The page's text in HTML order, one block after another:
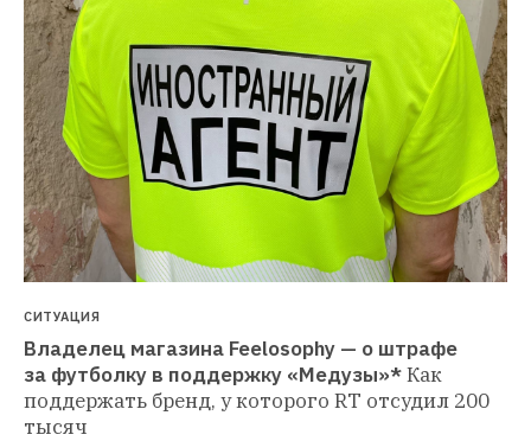
СИТУАЦИЯ
Владелец магазина Feelosophy — о штрафе
за футболку в поддержку «Медузы»*Как
поддержать бренд, у которого RT отсудил 200
тысяч